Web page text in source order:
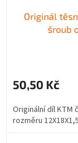
Originál
šroub
50,50 Kč
Originální díl KTM
rozměru